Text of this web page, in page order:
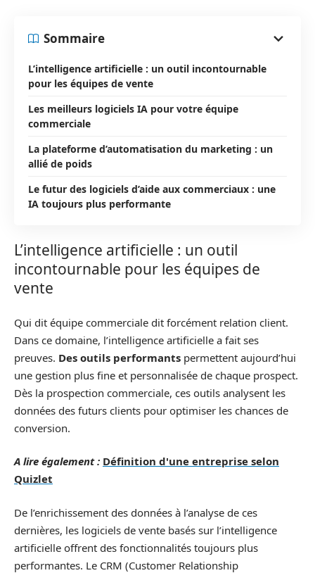
Sommaire
L’intelligence artificielle : un outil incontournable
pour les équipes de vente
Les meilleurs logiciels IA pour votre équipe
commerciale
La plateforme d’automatisation du marketing : un
allié de poids
Le futur des logiciels d’aide aux commerciaux : une
IA toujours plus performante
L’intelligence artificielle : un outil
incontournable pour les équipes de
vente
Qui dit équipe commerciale dit forcément relation client.
Dans ce domaine, l’intelligence artificielle a fait ses
preuves. Des outils performants permettent aujourd’hui
une gestion plus fine et personnalisée de chaque prospect.
Dès la prospection commerciale, ces outils analysent les
données des futurs clients pour optimiser les chances de
conversion.
A lire également : Définition d'une entreprise selon
Quizlet
De l’enrichissement des données à l’analyse de ces
dernières, les logiciels de vente basés sur l’intelligence
artificielle offrent des fonctionnalités toujours plus
performantes. Le CRM (Customer Relationship